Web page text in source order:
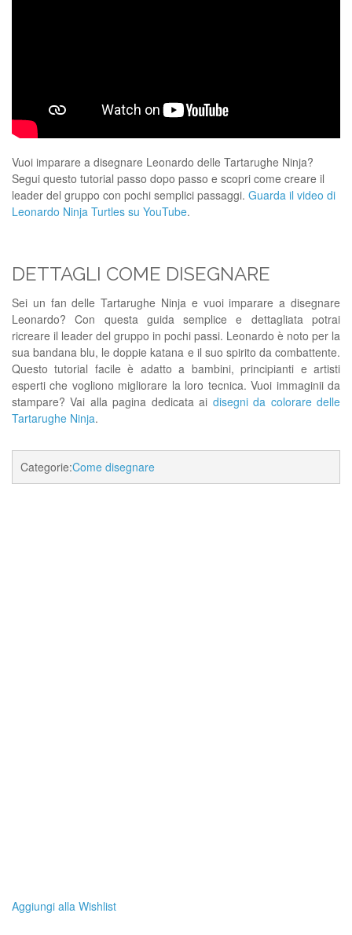
Vuoi imparare a disegnare Leonardo delle Tartarughe Ninja?
Segui questo tutorial passo dopo passo e scopri come creare il
leader del gruppo con pochi semplici passaggi. Guarda il video di
Leonardo Ninja Turtles su YouTube.
DETTAGLI COME DISEGNARE
Sei un fan delle Tartarughe Ninja e vuoi imparare a disegnare
Leonardo? Con questa guida semplice e dettagliata potrai
ricreare il leader del gruppo in pochi passi. Leonardo è noto per la
sua bandana blu, le doppie katana e il suo spirito da combattente.
Questo tutorial facile è adatto a bambini, principianti e artisti
esperti che vogliono migliorare la loro tecnica. Vuoi immaginii da
stampare? Vai alla pagina dedicata ai disegni da colorare delle
Tartarughe Ninja.
Categorie:Come disegnare
Aggiungi alla Wishlist